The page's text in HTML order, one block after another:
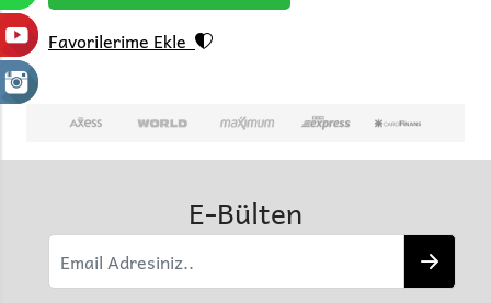
Favorilerime Ekle
E-Bülten